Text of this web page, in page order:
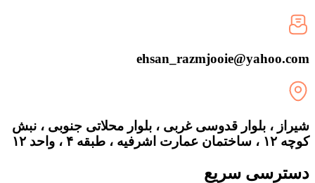
ehsan_razmjooie@yahoo.com
شیراز ، بلوار قدوسی غربی ، بلوار محلاتی جنوبی ، نبش
کوچه ۱۲ ، ساختمان عمارت اشرفیه ، طبقه ۴ ، واحد ۱۲
دسترسی سریع